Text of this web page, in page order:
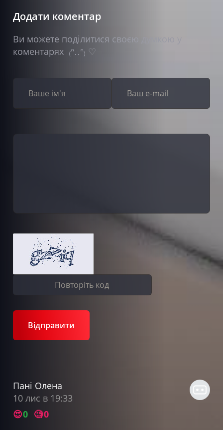
Додати коментар
Ви можете поділитися своєю думкою у
коментарях ₍ᐢ‥ᐢ₎ ♡
Відправити
Пані Олена
10 лис в 19:33
😍0 🧐0